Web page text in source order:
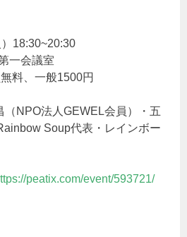
18:30~20:30
一会議室
料、一般1500円
NPO法人GEWEL会員）・五
Soup代表・レインボー
peatix.com/event/593721/